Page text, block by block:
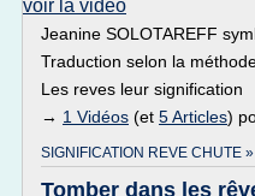
voir la vidéo
Jeanine SOLOTAREFF
Traduction selon la
Les reves leur signification
→ 1 Vidéos (et 5 Articles)
SIGNIFICATION REVE CHUTE »
Tomber dans les